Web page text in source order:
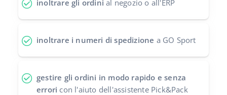
inoltrare gli ordini al negozio o all'ERP
inoltrare i numeri di spedizione a GO Sport
gestire gli ordini in modo rapido e senza
errori con l'aiuto dell'assistente Pick&Pack